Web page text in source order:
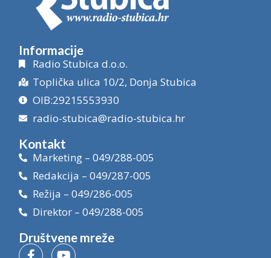
Informacije
Radio Stubica d.o.o.
Toplička ulica 10/2, Donja Stubica
OIB:29215553930
radio-stubica@radio-stubica.hr
Kontakt
Marketing – 049/288-005
Redakcija – 049/287-005
Režija – 049/286-005
Direktor – 049/288-005
Društvene mreže